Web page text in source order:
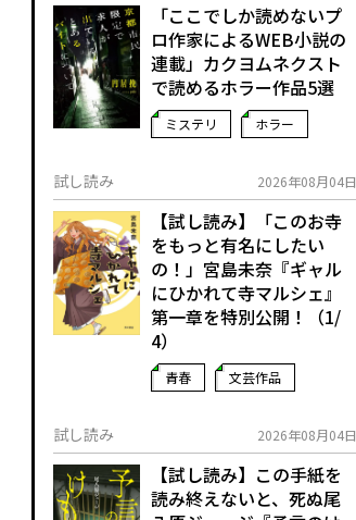
「ここでしか読めないプ
ロ作家によるWEB小説の
連載」――カクヨムネクスト
で読めるホラー作品5選
ミステリ ホラー
試し読み 2026年08月04日
【試し読み】「このお寺
をもっと有名にしたい
の！」宮島未奈『ギャル
にひかれて寺マルシェ』
第一章を特別公開！（1/
4）
青春 文芸作品
試し読み 2026年08月04日
【試し読み】この手紙を
読み終えないと、死ぬ――尾